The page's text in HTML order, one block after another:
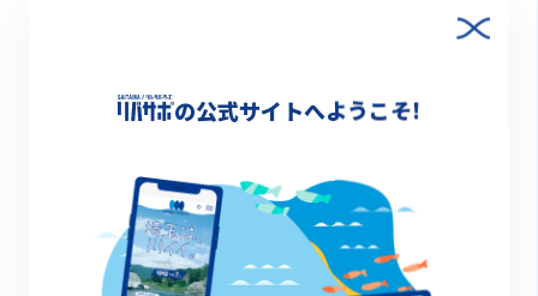
の公式サイトへようこそ!